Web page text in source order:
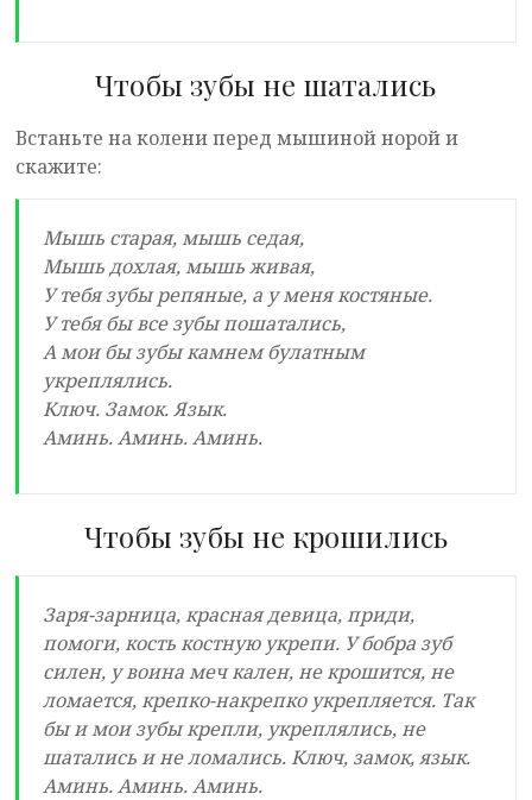
Чтобы зубы не шатались
Встаньте на колени перед мышиной норой и
скажите:
Мышь старая, мышь седая,
Мышь дохлая, мышь живая,
У тебя зубы репяные, а у меня костяные.
У тебя бы все зубы пошатались,
А мои бы зубы камнем булатным
укреплялись.
Ключ. Замок. Язык.
Аминь. Аминь. Аминь.
Чтобы зубы не крошились
Заря-зарница, красная девица, приди,
помоги, кость костную укрепи. У бобра зуб
силен, у воина меч кален, не крошится, не
ломается, крепко-накрепко укрепляется. Так
бы и мои зубы крепли, укреплялись, не
шатались и не ломались. Ключ, замок, язык.
Аминь. Аминь. Аминь.